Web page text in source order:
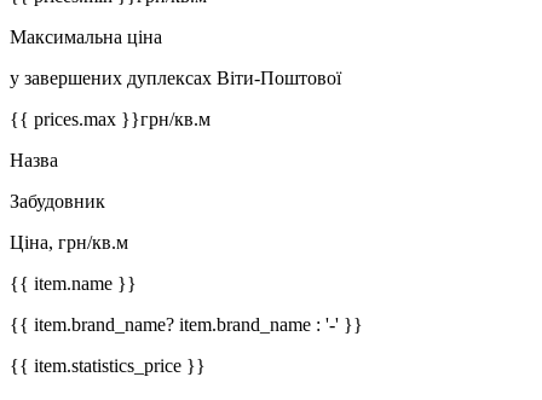
Максимальна ціна
у завершених дуплексах Віти-Поштової
{{ prices.max }}грн/кв.м
Назва
Забудовник
Ціна, грн/кв.м
{{ item.name }}
{{ item.brand_name? item.brand_name : '-' }}
{{ item.statistics_price }}